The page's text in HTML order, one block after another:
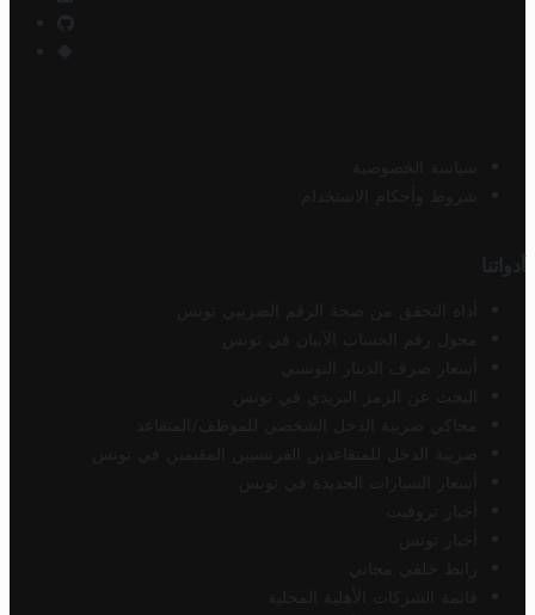
سياسة الخصوصية
شروط وأحكام الاستخدام
أدواتنا
أداة التحقق من صحة الرقم الضريبي تونس
محول رقم الحساب الآيبان في تونس
أسعار صرف الدينار التونسي
البحث عن الرمز البريدي في تونس
محاكي ضريبة الدخل الشخصي للموظف/المتقاعد
ضريبة الدخل للمتقاعدين الفرنسيين المقيمين في تونس
أسعار السيارات الجديدة في تونس
أخبار تروفيت
أخبار تونس
رابط خلفي مجاني
قائمة الشركات الأهلية المحلية